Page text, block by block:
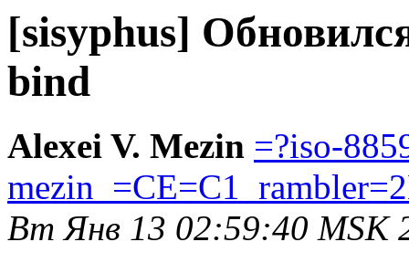
[sisyphus]
bind
Alexei V. Mezin =?iso-
Вт Янв 13 02:59:40 MSK